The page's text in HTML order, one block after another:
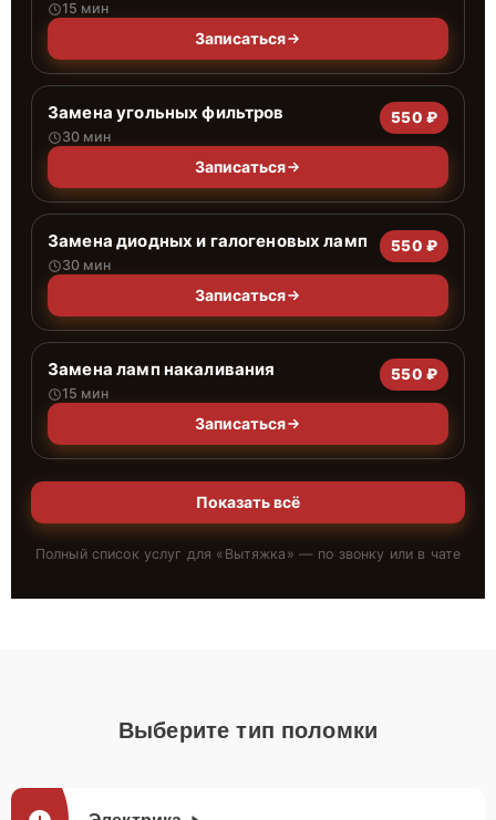
15 мин
Записаться
Замена угольных фильтров
30 мин
550 ₽
Записаться
Замена диодных и галогеновых ламп
30 мин
550 ₽
Записаться
Замена ламп накаливания
15 мин
550 ₽
Записаться
Показать всё
Полный список услуг для « Вытяжка » — по звонку или в чате
Выберите тип поломки